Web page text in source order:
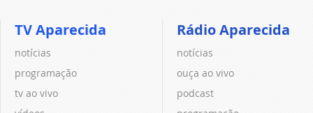
TV Aparecida
notícias
programação
tv ao vivo
Rádio Aparecida
notícias
ouça ao vivo
podcast